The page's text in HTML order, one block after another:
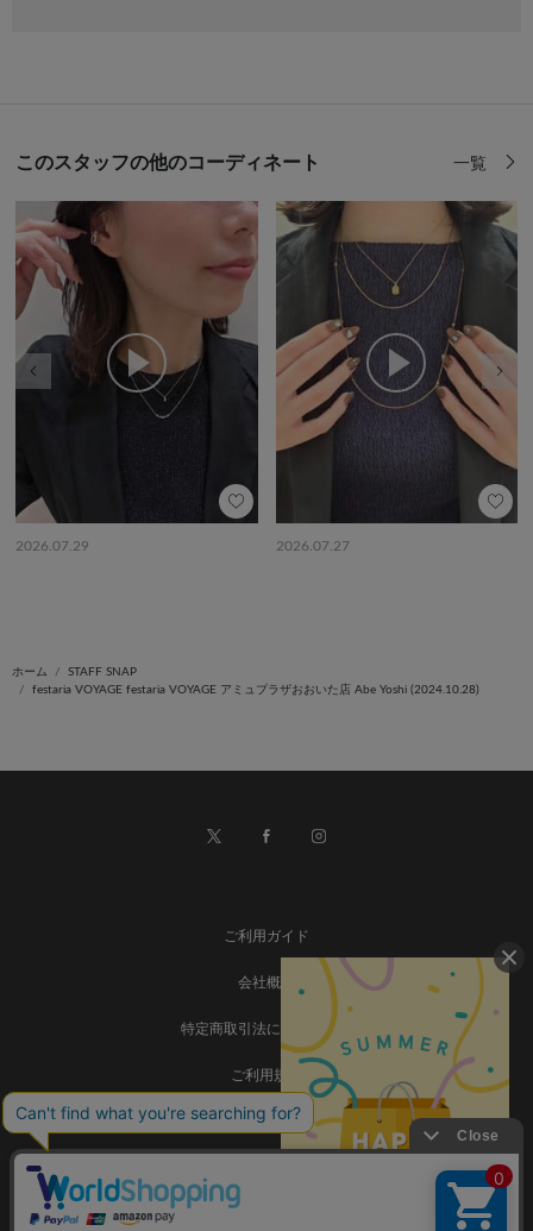
このスタッフの他のコーディネート 一覧
2026.07.29 2026.07.27
ホーム
STAFF SNAP
festaria VOYAGE festaria VOYAGE アミュプラザおおいた店 Abe Yoshi (2024.10.28)
ご利用ガイド
会社概要
特定商取引法に基づく表記
ご利用規約
個人情報保護方針